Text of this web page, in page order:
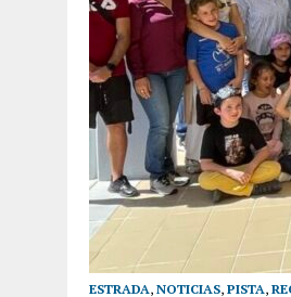
ESTRADA, NOTICIAS, PISTA,